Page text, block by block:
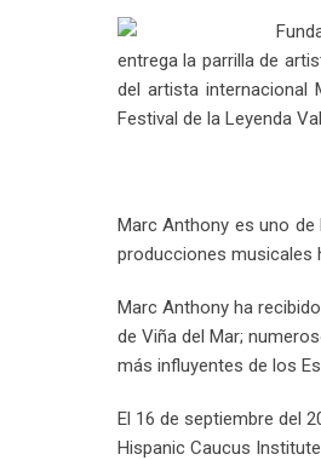
entrega la parrilla de
del artista internacional
Festival de la Leyenda
Marc Anthony es uno
producciones musicales
Marc Anthony ha
de Viña del Mar;
más influyentes de los
El 16 de septiembre del
Hispanic Caucus